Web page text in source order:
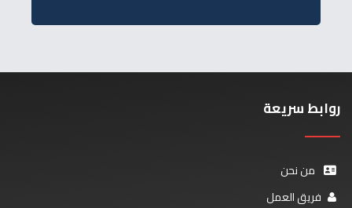
روابط سريعة
من نحن
فريق العمل